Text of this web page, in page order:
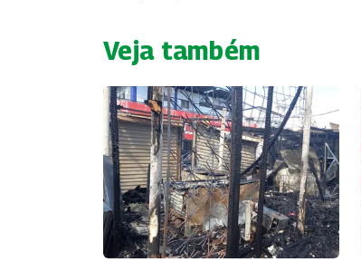
Veja também